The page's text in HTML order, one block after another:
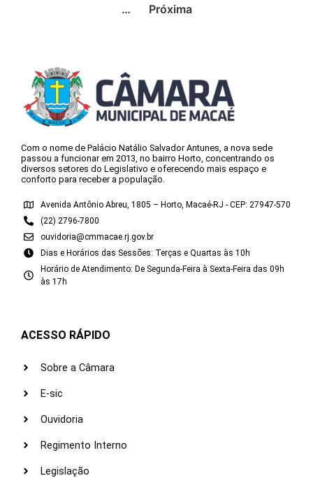
… Próxima
Com o nome de Palácio Natálio Salvador Antunes, a nova sede
passou a funcionar em 2013, no bairro Horto, concentrando os
diversos setores do Legislativo e oferecendo mais espaço e
conforto para receber a população.
Avenida Antônio Abreu, 1805 – Horto, Macaé-RJ - CEP: 27947-570
(22) 2796-7800
ouvidoria@cmmacae.rj.gov.br
Dias e Horários das Sessões: Terças e Quartas às 10h
Horário de Atendimento: De Segunda-Feira à Sexta-Feira das 09h
às 17h
ACESSO RÁPIDO
Sobre a Câmara
E-sic
Ouvidoria
Regimento Interno
Legislação